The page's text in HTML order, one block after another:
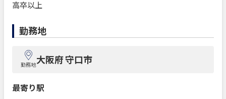
高卒以上
勤務地
勤務地大阪府 守口市
最寄り駅